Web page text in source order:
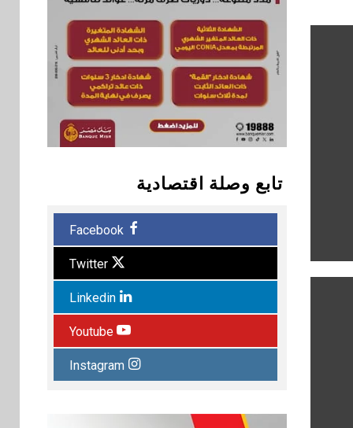
تابع وصلة اقتصادية
Facebook
Twitter
Linkedin
Youtube
Instagram